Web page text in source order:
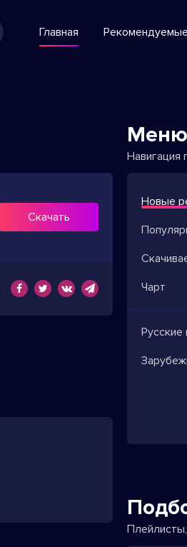
Главная Рекомендуемые
Скачать
Меню
Навигация
Новые
Чарт
Русские